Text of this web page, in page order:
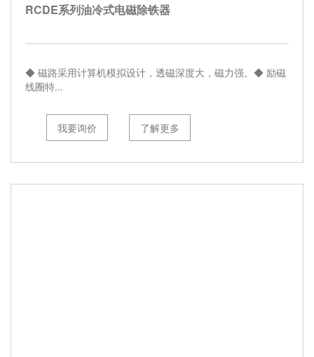
RCDE系列油冷式电磁除铁器
◆ 磁路采用计算机模拟设计，透磁深度大，磁力强。◆ 励磁
线圈特...
我要询价 了解更多